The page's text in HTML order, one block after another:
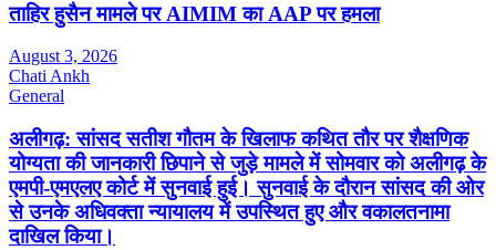
ताहिर हुसैन मामले पर AIMIM का AAP पर हमला
August 3, 2026
Chati Ankh
General
अलीगढ़: सांसद सतीश गौतम के खिलाफ कथित तौर पर शैक्षणिक
योग्यता की जानकारी छिपाने से जुड़े मामले में सोमवार को अलीगढ़ के
एमपी-एमएलए कोर्ट में सुनवाई हुई। सुनवाई के दौरान सांसद की ओर
से उनके अधिवक्ता न्यायालय में उपस्थित हुए और वकालतनामा
दाखिल किया।